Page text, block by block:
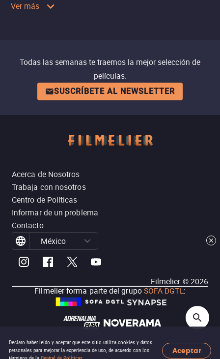
Declaro haber leído y aceptar que este sitio utiliza cookies y datos
personales para mejorar la experiencia de uso, de acuerdo con los
Aceptar
Ver más
Todas las semanas te traemos la mejor selección de
películas.
SUSCRÍBETE AL NEWSLETTER
Acerca de Nosotros
Trabaja con nosotros
Centro de Políticas
Informar de un problema
Contacto
México
Filmelier ©2026
Filmelier forma parte del grupoSOFA DGTL: